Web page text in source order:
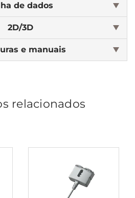
de dados
2D/3D
e manuais
relacionados